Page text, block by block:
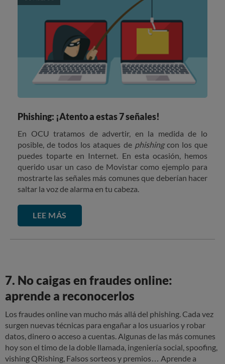
Phishing: ¡Atento a estas 7 señales!
En OCU tratamos de advertir, en la medida de lo
posible, de todos los ataques de phishingcon los que
puedes toparte en Internet. En esta ocasión, hemos
querido usar un caso de Movistar como ejemplo para
mostrarte las señales más comunes que deberían hacer
saltar la voz de alarma en tu cabeza.
LEE MÁS
7. No caigas en fraudes online:
aprende a reconocerlos
Los fraudes online van mucho más allá del phishing. Cada vez
surgen nuevas técnicas para engañar a los usuarios y robar
datos, dinero o acceso a cuentas. Algunas de las más comunes
hoy son el timo de la doble llamada, ingeniería social, spoofing,
vishing QRishing, Falsos sorteos y premios… Aprende a